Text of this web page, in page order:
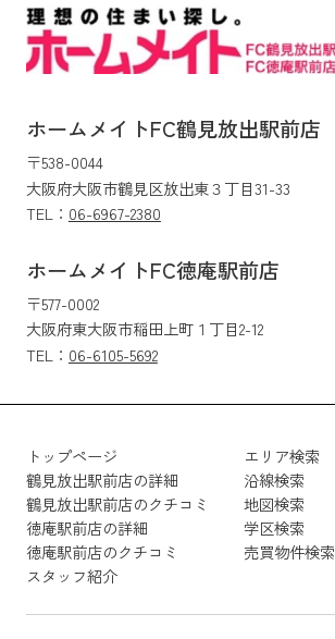
ホームメイトFC鶴見放出駅前店
〒538-0044
大阪府大阪市鶴見区放出東３丁目31-33
TEL： 06-6967-2380
ホームメイトFC徳庵駅前店
〒577-0002
大阪府東大阪市稲田上町１丁目2-12
TEL： 06-6105-5692
トップページ
エリア検索
鶴見放出駅前店の詳細
沿線検索
鶴見放出駅前店のクチコミ
地図検索
徳庵駅前店の詳細
学区検索
徳庵駅前店のクチコミ
売買物件検索
スタッフ紹介